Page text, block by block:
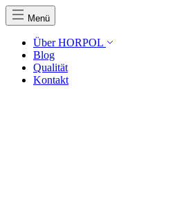
Menü
Über HORPOL
Blog
Qualität
Kontakt